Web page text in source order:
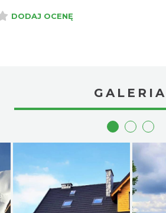
DODAJ OCENĘ
GALERIA